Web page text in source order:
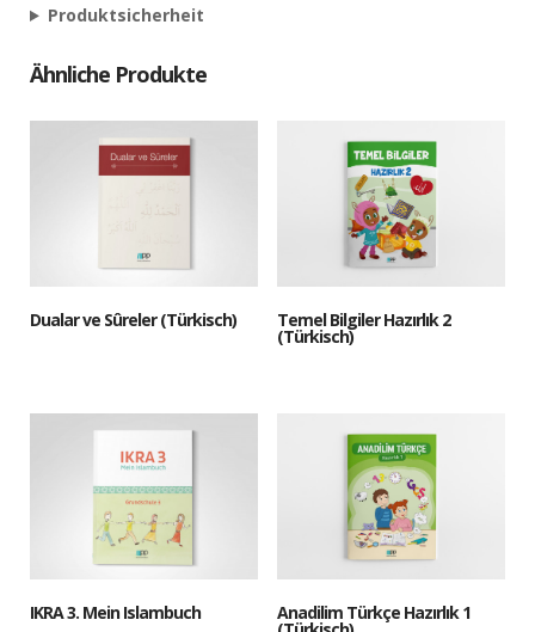
Produktsicherheit
Ähnliche Produkte
Dualar ve Sûreler (Türkisch) Temel Bilgiler Hazırlık 2
(Türkisch)
IKRA 3. Mein Islambuch Anadilim Türkçe Hazırlık 1